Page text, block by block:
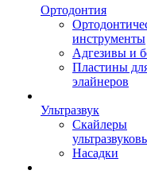
Ортодонтия
инструменты
Адгезивы и
Пластины
элайнеров
Ультразвук
Скайлеры
Насадки